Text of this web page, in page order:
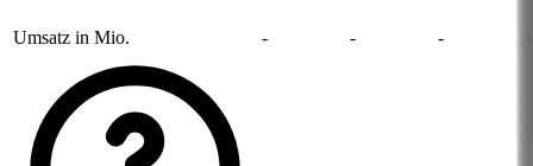
Umsatz in Mio. - - - -